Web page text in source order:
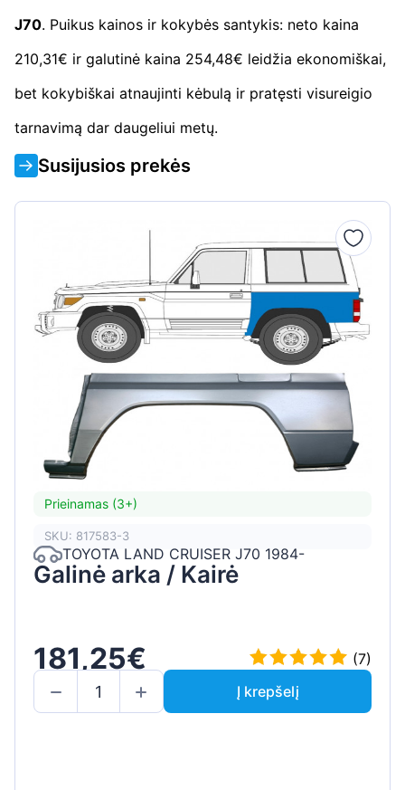
J70. Puikus kainos ir kokybės santykis: neto kaina
210,31€ ir galutinė kaina 254,48€ leidžia ekonomiškai,
bet kokybiškai atnaujinti kėbulą ir pratęsti visureigio
tarnavimą dar daugeliui metų.
Susijusios prekės
Prieinamas (3+)
SKU: 817583-3
TOYOTA LAND CRUISER J70 1984-
Galinė arka / Kairė
181,25€
(7)
Į krepšelį